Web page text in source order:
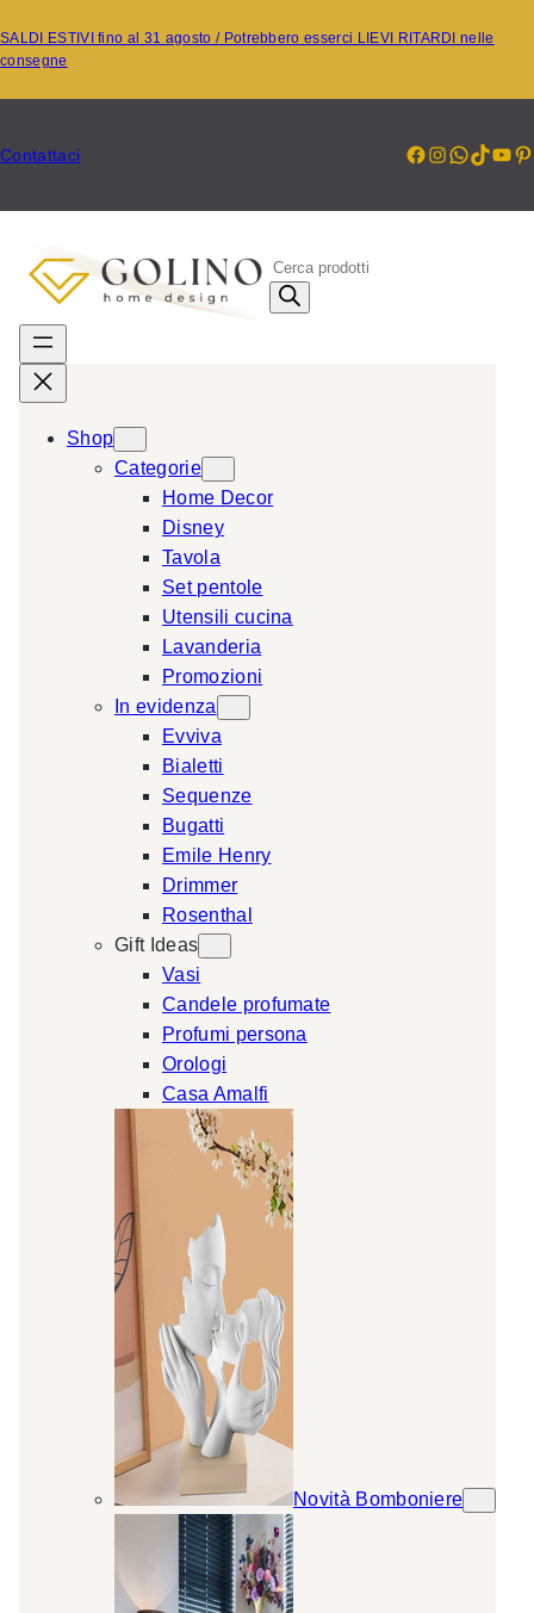
al
contenuto
SALDI ESTIVI fino al 31 agosto / Potrebbero esserci LIEVI RITARDI nelle
consegne
Contattaci Facebook
P
s
c
Shop
Categorie
Home Decor
Disney
Tavola
Set pentole
Utensili cucina
Lavanderia
Promozioni
In evidenza
Evviva
Bialetti
Sequenze
Bugatti
Emile Henry
Drimmer
Rosenthal
Gift Ideas
Vasi
Candele profumate
Profumi persona
Orologi
Casa Amalfi
Novità Bomboniere